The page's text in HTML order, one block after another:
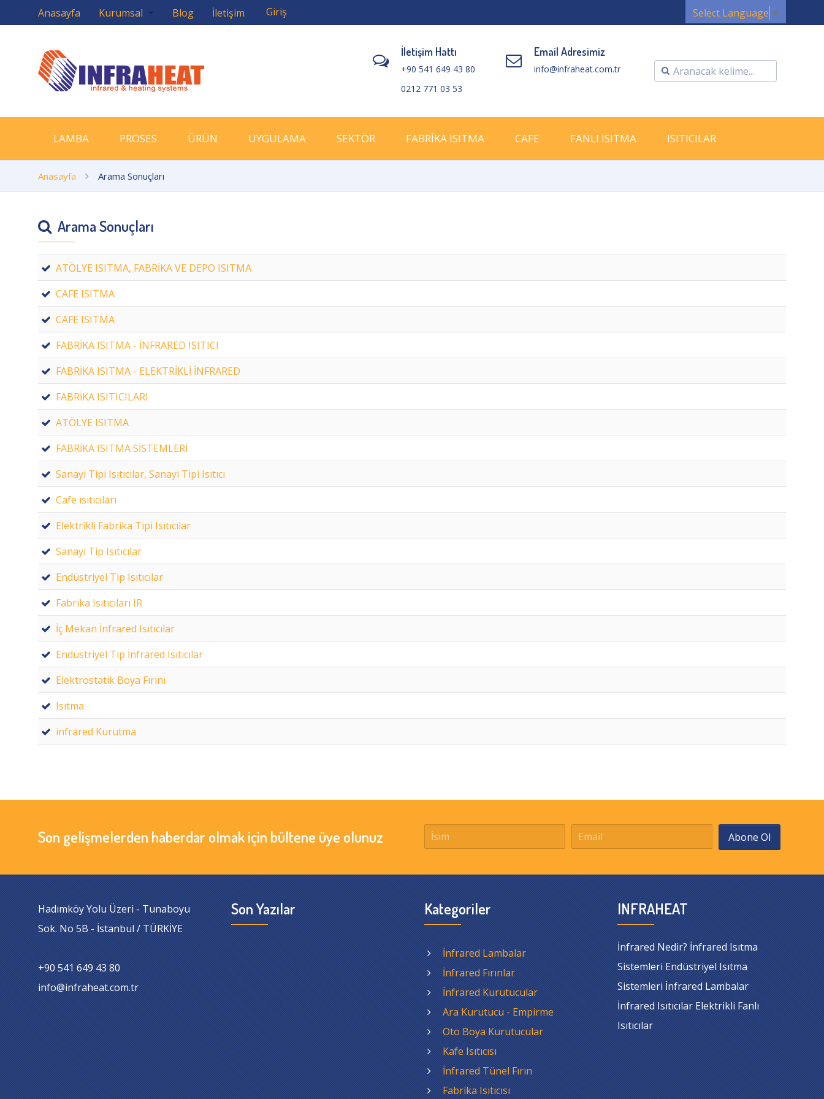
Anasayfa Kurumsal Blog İletişim Giriş Select Language ▼
İletişim Hattı
+90 541 649 43 80
0212 771 03 53
Email Adresimiz
info@infraheat.com.tr
LAMBA PROSES ÜRÜN UYGULAMA SEKTÖR FABRİKA ISITMA CAFE FANLI ISITMA ISITICILAR
Anasayfa Arama Sonuçları
Arama Sonuçları
ATÖLYE ISITMA, FABRİKA VE DEPO ISITMA
CAFE ISITMA
CAFE ISITMA
FABRİKA ISITMA - İNFRARED ISITICI
FABRİKA ISITMA - ELEKTRİKLİ İNFRARED
FABRİKA ISITICILARI
ATÖLYE ISITMA
FABRİKA ISITMA SİSTEMLERİ
Sanayi Tipi Isıtıcılar, Sanayi Tipi Isıtıcı
Cafe ısıtıcıları
Elektrikli Fabrika Tipi Isıtıcılar
Sanayi Tip Isıtıcılar
Endüstriyel Tip Isıtıcılar
Fabrika Isıtıcıları IR
İç Mekan İnfrared Isıtıcılar
Endüstriyel Tip İnfrared Isıtıcılar
Elektrostatik Boya Fırını
Isıtma
infrared Kurutma
Son gelişmelerden haberdar olmak için bültene üye olunuz Abone Ol
Hadımköy Yolu Üzeri - Tunaboyu
Sok. No 5B - İstanbul / TÜRKİYE
+90 541 649 43 80
info@infraheat.com.tr
Son Yazılar Kategoriler
İnfrared Lambalar
İnfrared Fırınlar
İnfrared Kurutucular
Ara Kurutucu - Empirme
Oto Boya Kurutucular
Kafe Isıtıcısı
İnfrared Tünel Fırın
Fabrika Isıtıcısı
INFRAHEAT
İnfrared Nedir? İnfrared Isıtma
Sistemleri Endüstriyel Isıtma
Sistemleri İnfrared Lambalar
İnfrared Isıtıcılar Elektrikli Fanlı
Isıtıcılar